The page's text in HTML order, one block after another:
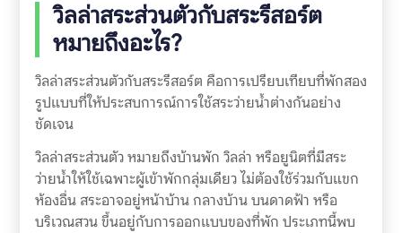
วิลล่าสระส่วนตัวกับสระรีสอร์ต
หมายถึงอะไร?
วิลล่าสระส่วนตัวกับสระรีสอร์ต คือการเปรียบเทียบที่พักสอง
รูปแบบที่ให้ประสบการณ์การใช้สระว่ายน้ำต่างกันอย่าง
ชัดเจน
วิลล่าสระส่วนตัว หมายถึงบ้านพัก วิลล่า หรือยูนิตที่มีสระ
ว่ายน้ำให้ใช้เฉพาะผู้เข้าพักกลุ่มเดียว ไม่ต้องใช้ร่วมกับแขก
ห้องอื่น สระอาจอยู่หน้าบ้าน กลางบ้าน บนดาดฟ้า หรือ
บริเวณสวน ขึ้นอยู่กับการออกแบบของที่พัก ประเภทนี้พบ